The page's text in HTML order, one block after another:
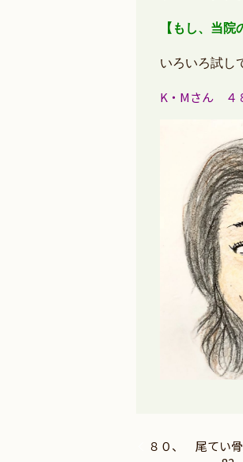
【もし、当
いろいろ試し
K・Mさん
８０、 尾てい骨